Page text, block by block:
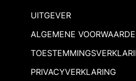
UITGEVER
ALGEMENE
PRIVACYVERKLARING